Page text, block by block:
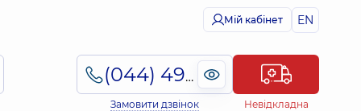
Мій кабінет EN
(044) 495-2-888
Замовити дзвінок Невідкладна